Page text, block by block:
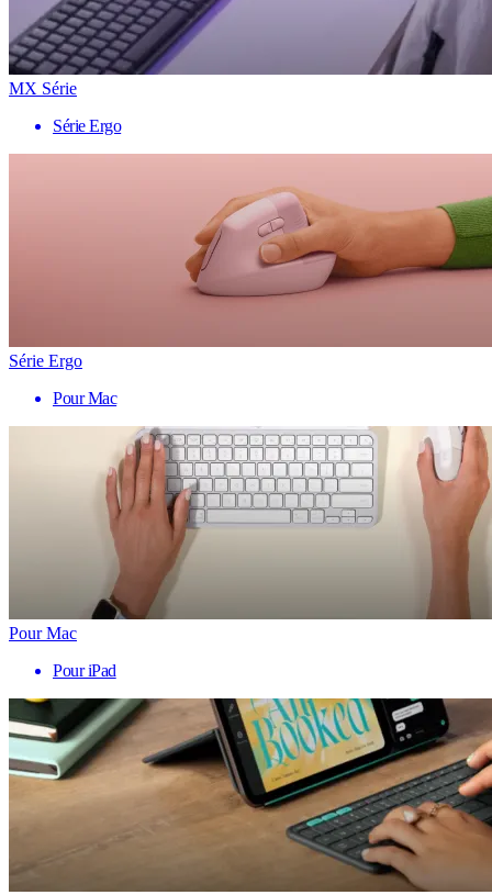
MX Série
Série Ergo
Série Ergo
Pour Mac
Pour Mac
Pour iPad